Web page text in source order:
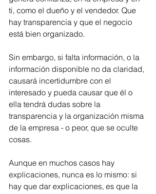
ti, como el dueño y el vendedor. Que
hay transparencia y que el negocio
está bien organizado.
Sin embargo, si falta información, o la
información disponible no da claridad,
causará incertidumbre con el
interesado y pueda causar que él o
ella tendrá dudas sobre la
transparencia y la organización misma
de la empresa - o peor, que se oculte
cosas.
Aunque en muchos casos hay
explicaciones, nunca es lo mismo: si
hay que dar explicaciones, es que la